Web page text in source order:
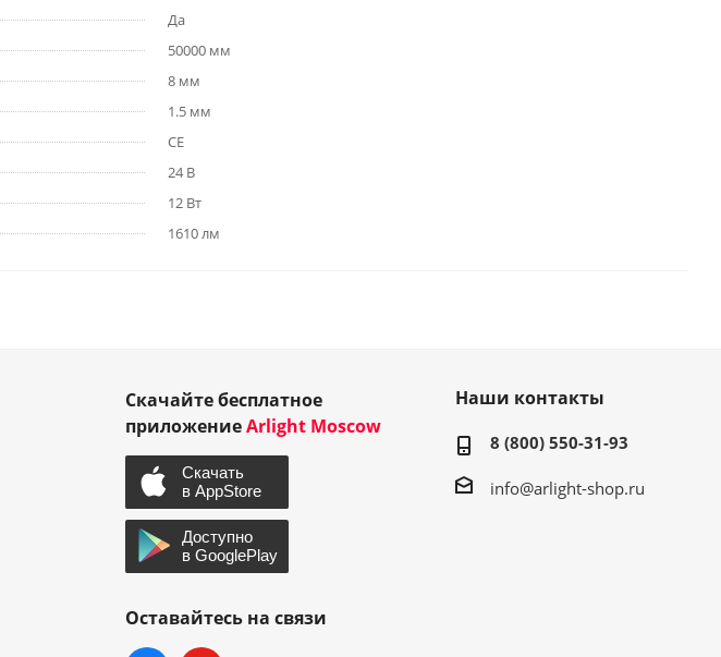
Да
50000 мм
8 мм
1.5 мм
CE
24 В
12 Вт
1610 лм
Скачайте бесплатное
приложениеArlight Moscow
Оставайтесь на связи
Наши контакты
8 (800) 550-31-93
info@arlight-shop.ru